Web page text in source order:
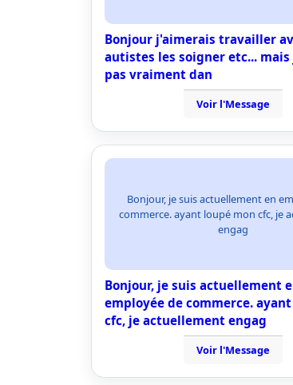
Bonjour j'aimerais travailler
autistes les soigner etc... mais
pas vraiment dan
Voir l'Message
Bonjour, je suis actuellement en
commerce. ayant loupé mon cfc, je
engag
Bonjour, je suis actuellement
employée de commerce.
cfc, je actuellement engag
Voir l'Message